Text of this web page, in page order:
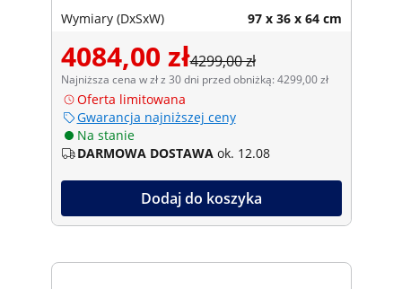
Wymiary (DxSxW) 97 x 36 x 64 cm
4084,00 zł4299,00 zł
Najniższa cena w zł z 30 dni przed obniżką: 4299,00 zł
Oferta limitowana
Gwarancja najniższej ceny
Na stanie
DARMOWA DOSTAWA ok. 12.08
Dodaj do koszyka